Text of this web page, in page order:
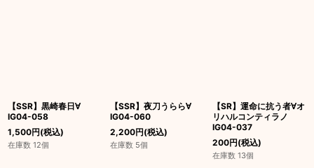
【SSR】黒崎春日∀
IG04-058
1,500円(税込)
在庫数 12個
【SSR】夜刀うらら∀
IG04-060
2,200円(税込)
在庫数 5個
【SR】運命に抗う者∀オ
リハルコンティラノ
IG04-037
200円(税込)
在庫数 13個